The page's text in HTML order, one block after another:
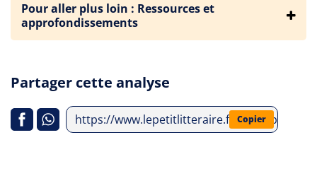
Pour aller plus loin : Ressources et
approfondissements
Partager cette analyse
https://www.lepetitlitteraire.fr/index.php/
Copier